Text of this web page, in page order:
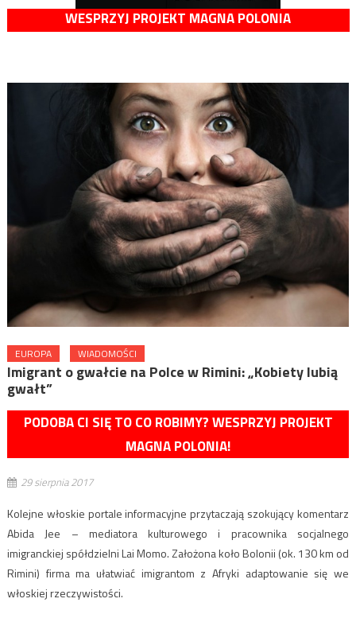
WESPRZYJ PROJEKT MAGNA POLONIA
EUROPA WIADOMOŚCI
Imigrant o gwałcie na Polce w Rimini: „Kobiety lubią
gwałt”
PODOBA CI SIĘ TO CO ROBIMY? WESPRZYJ PROJEKT
MAGNA POLONIA!
29 sierpnia 2017
Kolejne włoskie portale informacyjne przytaczają szokujący komentarz
Abida Jee – mediatora kulturowego i pracownika socjalnego
imigranckiej spółdzielni Lai Momo. Założona koło Bolonii (ok. 130 km od
Rimini) firma ma ułatwiać imigrantom z Afryki adaptowanie się we
włoskiej rzeczywistości.